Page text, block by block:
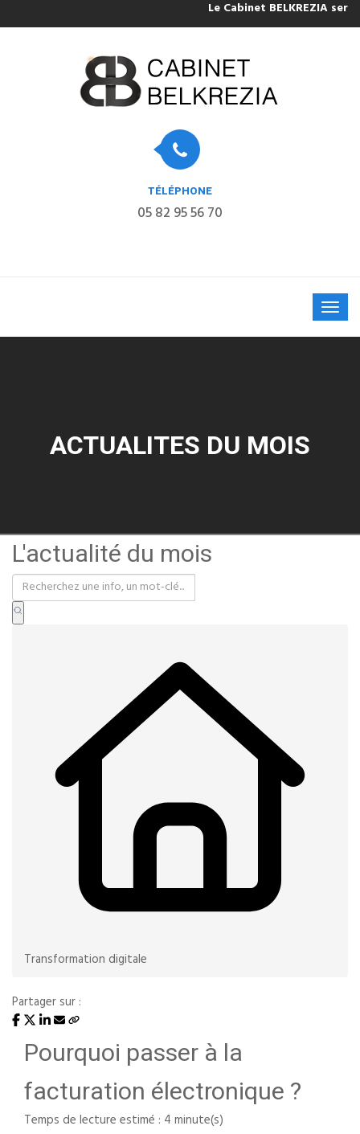
Le Cabinet BELKREZIA sera
TÉLÉPHONE
05 82 95 56 70
ACTUALITES DU MOIS
L'actualité du mois
Transformation digitale
Partager sur :
Pourquoi passer à la
facturation électronique ?
Temps de lecture estimé : 4 minute(s)